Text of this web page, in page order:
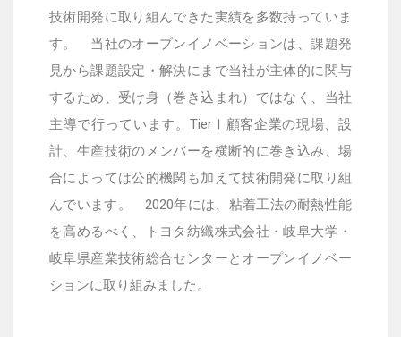
技術開発に取り組んできた実績を多数持っていま
す。
当社のオープンイノベーションは、課題発
見から課題設定・解決にまで当社が主体的に関与
するため、受け身（巻き込まれ）ではなく、当社
主導で行っています。 TierⅠ 顧客企業の現場、設
計、生産技術のメンバーを横断的に巻き込み、場
合によっては公的機関も加えて技術開発に取り組
んでいます。
2020年には、粘着工法の耐熱性能
を高めるべく、トヨタ紡織株式会社・岐阜大学・
岐阜県産業技術総合センターとオープンイノベー
ションに取り組みました。